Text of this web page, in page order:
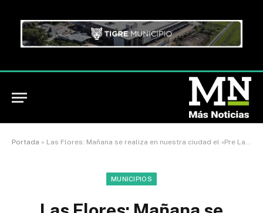
Portada » Las Flores: Mañana se realiza en nuestra ciudad el «Pre Laborde 2025»
MUNICIPIOS